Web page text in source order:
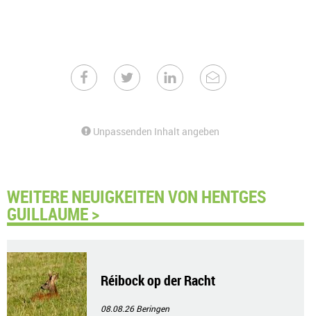
Unpassenden Inhalt angeben
WEITERE NEUIGKEITEN VON HENTGES
GUILLAUME >
Réibock op der Racht
08.08.26Beringen